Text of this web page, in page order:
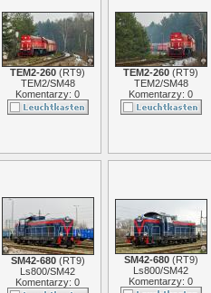
TEM2-260 (RT9)
TEM2/SM48
Komentarzy: 0
TEM2-260 (RT9)
TEM2/SM48
Komentarzy: 0
SM42-680(RT9)
Ls800/SM42
Komentarzy: 0
SM42-680(RT9)
Ls800/SM42
Komentarzy: 0